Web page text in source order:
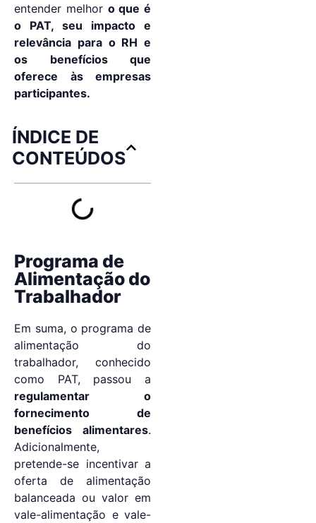
entender melhor o que é
o PAT, seu impacto e
relevância para o RH e
os benefícios que
oferece às empresas
participantes.
ÍNDICE DE
CONTEÚDOS
Programa de
Alimentação do
Trabalhador
Em suma, o programa de
alimentação do
trabalhador, conhecido
como PAT, passou a
regulamentar o
fornecimento de
benefícios alimentares.
Adicionalmente,
pretende-se incentivar a
oferta de alimentação
balanceada ou valor em
vale-alimentação e vale-